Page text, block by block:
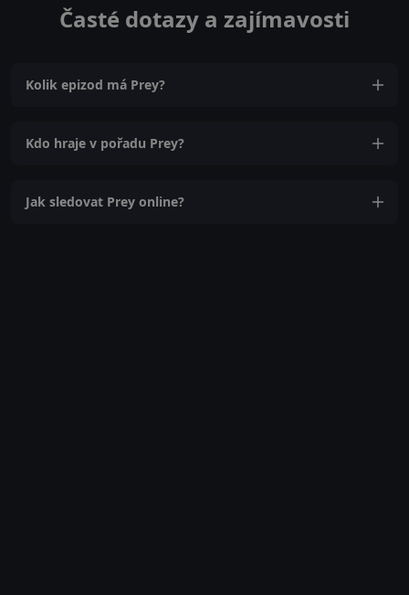
Časté dotazy a zajímavosti
Kolik epizod má Prey?
Kdo hraje v pořadu Prey?
Jak sledovat Prey online?